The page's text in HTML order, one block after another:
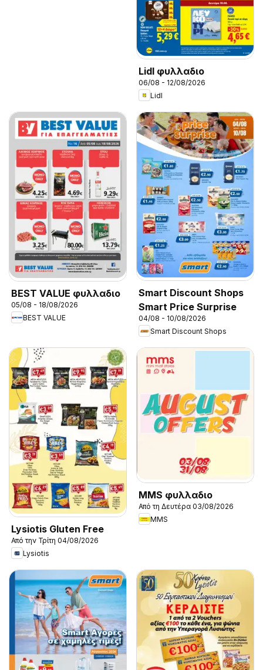
Lidl φυλλαδιο
06/08 - 12/08/2026
Lidl
BEST VALUE φυλλαδιο
05/08 - 18/08/2026
BEST VALUE
Smart Discount Shops
Smart Price Surprise
04/08 - 10/08/2026
Smart Discount Shops
Lysiotis Gluten Free
Από την Τρίτη 04/08/2026
Lysiotis
MMS φυλλαδιο
Από τη Δευτέρα 03/08/2026
MMS